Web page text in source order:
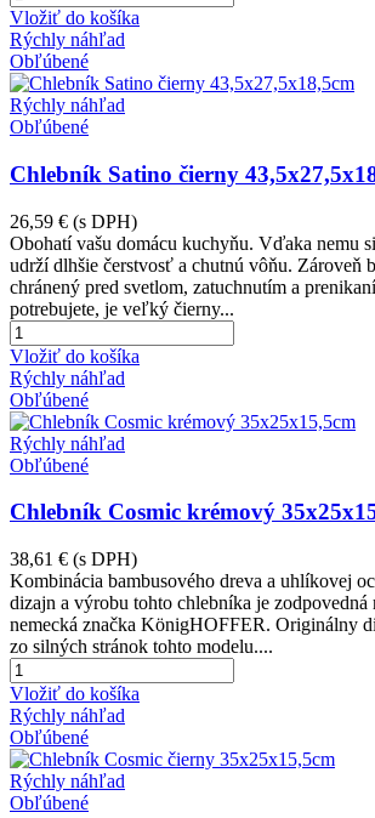
Vložiť do košíka
Rýchly náhľad
Obľúbené
Rýchly náhľad
Obľúbené
Chlebník Satino čierny
26,59 € (s DPH)
Obohatí vašu domácu kuchyňu. Vďaka nemu
udrží dlhšie čerstvosť a chutnú vôňu. Zároveň
chránený pred svetlom, zatuchnutím a
potrebujete, je veľký čierny...
Vložiť do košíka
Rýchly náhľad
Obľúbené
Rýchly náhľad
Obľúbené
Chlebník Cosmic krémový
38,61 € (s DPH)
Kombinácia bambusového dreva a uhlíkovej
dizajn a výrobu tohto chlebníka je zodpovedná
nemecká značka KönigHOFFER. Originálny
zo silných stránok tohto modelu....
Vložiť do košíka
Rýchly náhľad
Obľúbené
Rýchly náhľad
Obľúbené